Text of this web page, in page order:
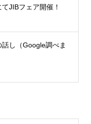
JIBフェア開催！
し（Google調べま